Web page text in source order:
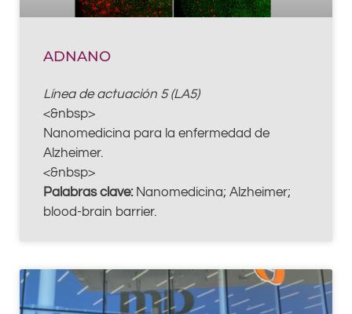
ADNANO
Línea de actuación 5 (LA5)
<&nbsp>
Nanomedicina para la enfermedad de
Alzheimer.
<&nbsp>
Palabras clave:Nanomedicina; Alzheimer;
blood-brain barrier.